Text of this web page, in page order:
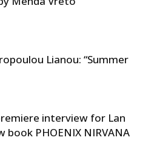
Lianou: “Summer
interview for Lan
book PHOENIX NIRVANA